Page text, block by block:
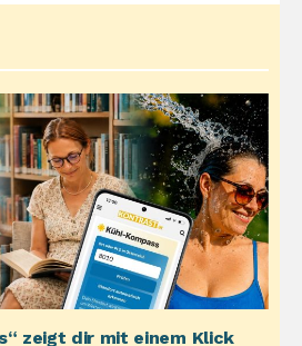
zeigt dir mit einem Klick